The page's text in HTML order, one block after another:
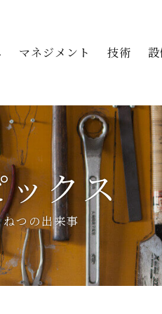
マネジメント 技術 設
クス
ねつの出来事